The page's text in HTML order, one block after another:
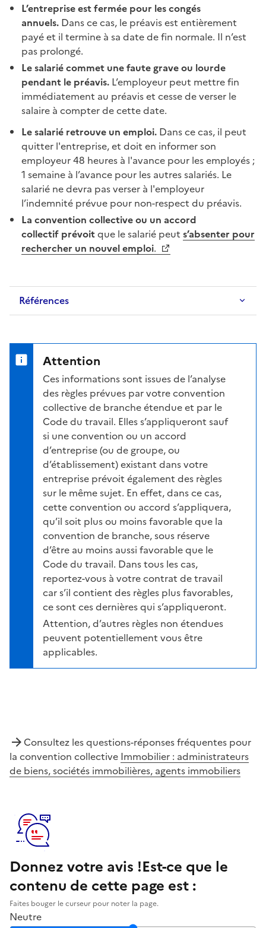
L’entreprise est fermée pour les congés
annuels. Dans ce cas, le préavisest entièrement
payé et il termine à sa date de fin normale. Il n’est
pas prolongé.
Le salarié commet unefaute graveou lourde
pendant le préavis. L’employeur peut mettre fin
immédiatement au préaviset cesse de verser le
salaire à compter de cette date.
Le salarié retrouve un emploi. Dans ce cas, il peut
quitter l'entreprise, et doit en informer son
employeur 48 heures à l'avance pour les employés ;
1 semaine à l’avance pour les autres salariés. Le
salarié ne devra pas verser à l'employeur
l’indemnité prévue pour non-respect du préavis.
La convention collectiveou un accord
collectif prévoitque le salarié peut s’absenter pour
rechercher un nouvel emploi.
Références
Attention
Ces informations sont issues de l’analyse
des règles prévues par votre convention
collective de branche étendue et par le
Code du travail. Elles s’appliqueront sauf
si une convention ou un accord
d’entreprise (ou de groupe, ou
d’établissement) existant dans votre
entreprise prévoit également des règles
sur le même sujet. En effet, dans ce cas,
cette convention ou accord s’appliquera,
qu’il soit plus ou moins favorable que la
convention de branche, sous réserve
d’être au moins aussi favorable que le
Code du travail. Dans tous les cas,
reportez-vous à votre contrat de travail
car s’il contient des règles plus favorables,
ce sont ces dernières qui s’appliqueront.
Attention, d’autres règles non étendues
peuvent potentiellement vous être
applicables.
Consultez les questions-réponses fréquentes pour
la convention collective Immobilier : administrateurs
de biens, sociétés immobilières, agents immobiliers
Donnez votre avis !Est-ce que le
contenu de cette page est :
Faites bouger le curseur pour noter la page.
Neutre